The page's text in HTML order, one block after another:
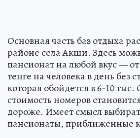
Основная часть баз отдыха
районе села Акши. Здесь
пансионат на любой вкус — от
тенге на человека в день без
которая обойдется в 6-10
стоимость номеров
дороже. Имеет смысл
пансионаты, приближенные к